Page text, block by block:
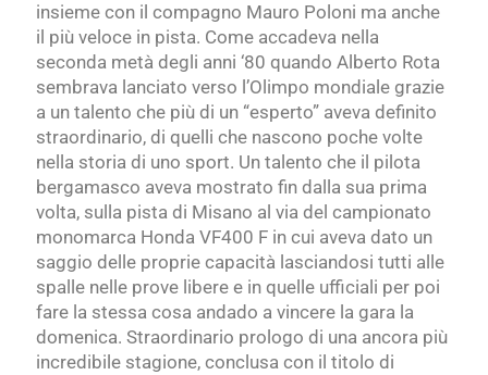
insieme con il compagno Mauro Poloni ma anche
il più veloce in pista. Come accadeva nella
seconda metà degli anni ‘80 quando Alberto Rota
sembrava lanciato verso l’Olimpo mondiale grazie
a un talento che più di un “esperto” aveva definito
straordinario, di quelli che nascono poche volte
nella storia di uno sport. Un talento che il pilota
bergamasco aveva mostrato fin dalla sua prima
volta, sulla pista di Misano al via del campionato
monomarca Honda VF400 F in cui aveva dato un
saggio delle proprie capacità lasciandosi tutti alle
spalle nelle prove libere e in quelle ufficiali per poi
fare la stessa cosa andado a vincere la gara la
domenica. Straordinario prologo di una ancora più
incredibile stagione, conclusa con il titolo di